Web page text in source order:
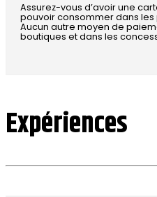
Assurez-vous d’avoir une
pouvoir consommer dans
Aucun autre moyen de
boutiques et dans les
Expériences